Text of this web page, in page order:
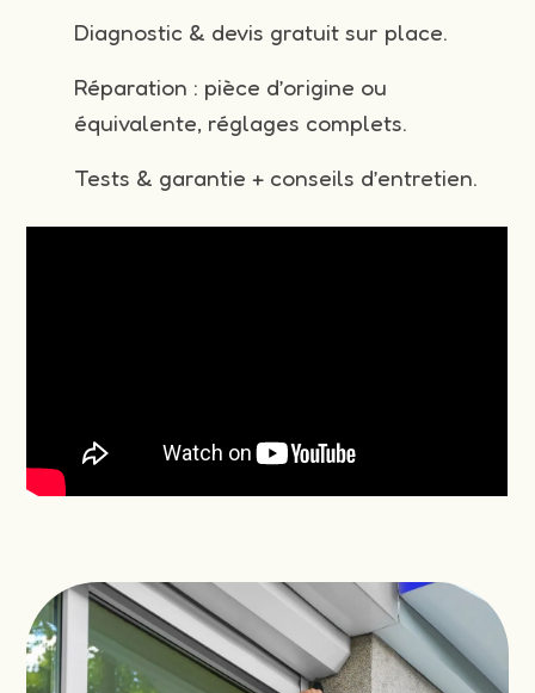
Diagnostic & devis gratuit sur place.
Réparation : pièce d’origine ou
équivalente, réglages complets.
Tests & garantie + conseils d’entretien.